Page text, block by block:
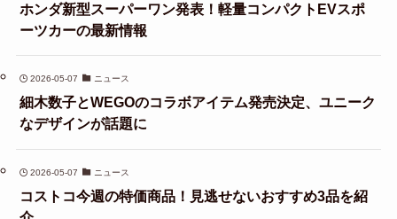
ホンダ新型スーパーワン発表！軽量コンパクトEVスポ
ーツカーの最新情報
2026-05-07 ニュース
細木数子とWEGOのコラボアイテム発売決定、ユニーク
なデザインが話題に
2026-05-07 ニュース
コストコ今週の特価商品！見逃せないおすすめ3品を紹